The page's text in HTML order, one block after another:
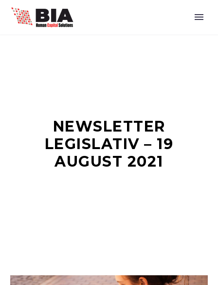
NEWSLETTER
LEGISLATIV – 19
AUGUST 2021